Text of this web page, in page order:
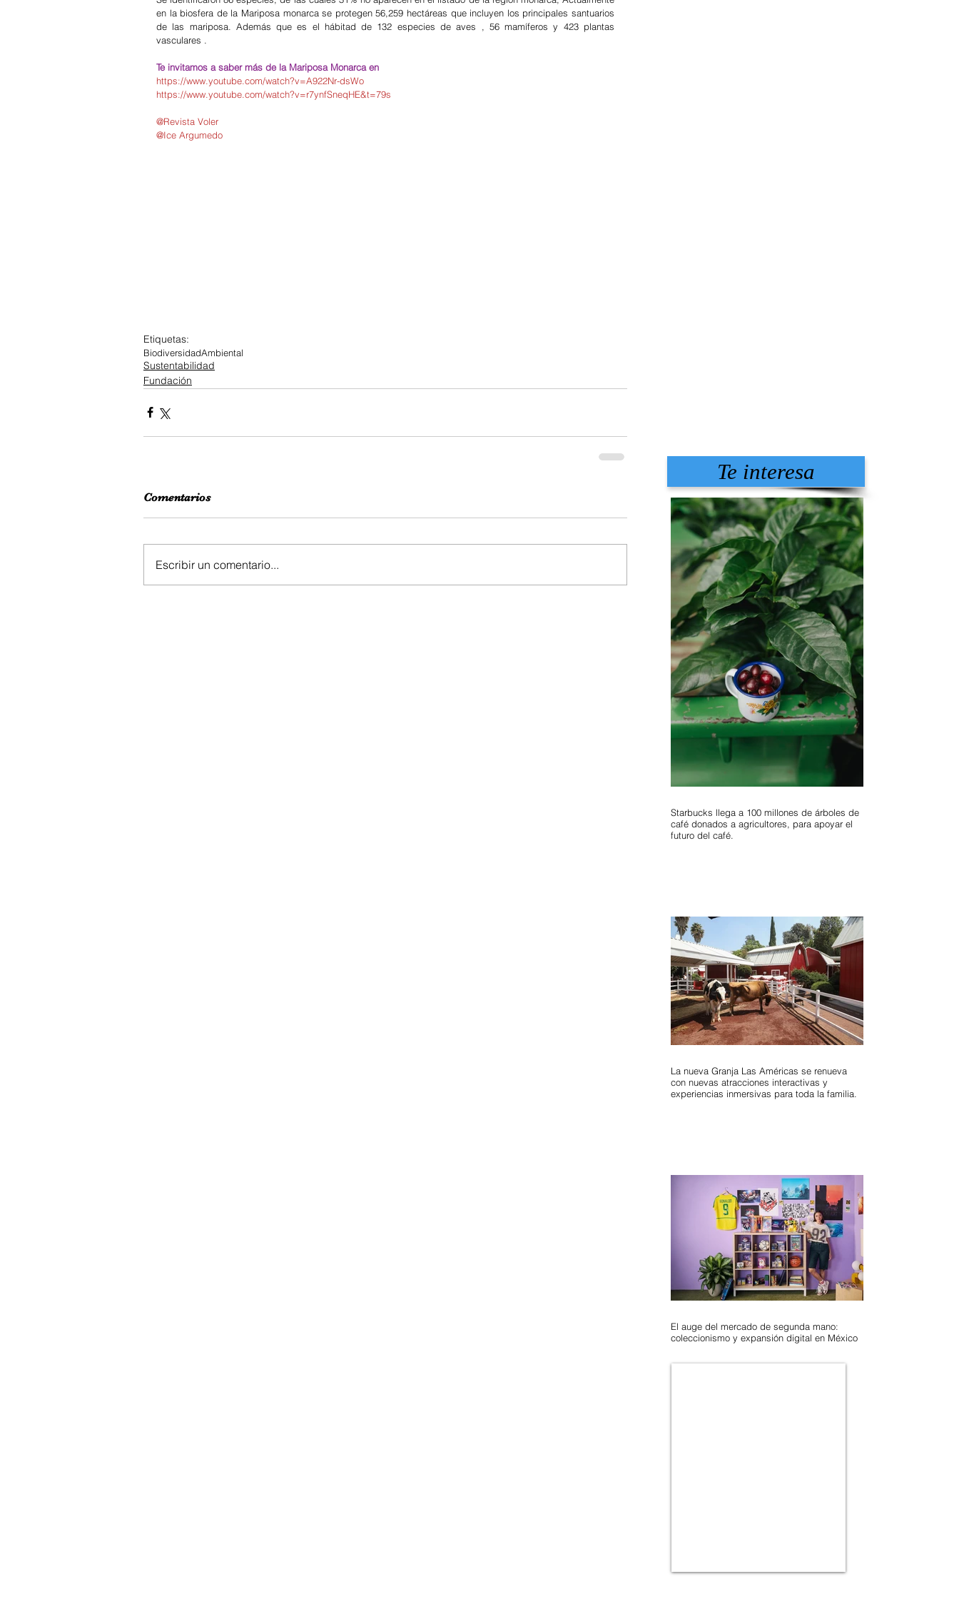
en la biosfera de la Mariposa monarca se protegen 56,259 hectáreas que incluyen los principales santuarios
de las mariposa. Además que es el hábitad de 132 especies de aves , 56 mamíferos y 423 plantas
vasculares .
Te invitamos a saber más de la Mariposa Monarca en
https://www.youtube.com/watch?v=A922Nr-dsWo
https://www.youtube.com/watch?v=r7ynfSneqHE&t=79s
@Revista Voler
@Ice Argumedo
Etiquetas:
BiodiversidadAmbiental
Sustentabilidad
Fundación
Comentarios
Escribir un comentario...
Te interesa
Starbucks llega a 100 millones de árboles de
café donados a agricultores, para apoyar el
futuro del café.
La nueva Granja Las Américas se renueva
con nuevas atracciones interactivas y
experiencias inmersivas para toda la familia.
El auge del mercado de segunda mano:
coleccionismo y expansión digital en México